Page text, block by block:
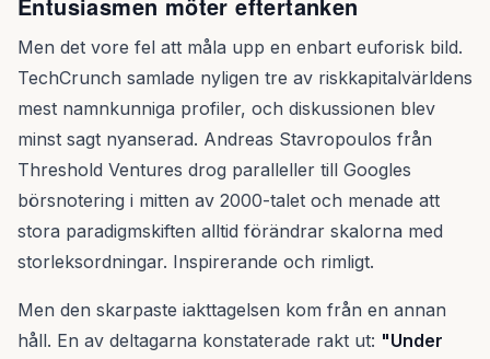
Men det vore fel att måla upp en enbart euforisk bild.
TechCrunch samlade nyligen tre av riskkapitalvärldens
mest namnkunniga profiler, och diskussionen blev
minst sagt nyanserad. Andreas Stavropoulos från
Threshold Ventures drog paralleller till Googles
börsnotering i mitten av 2000-talet och menade att
stora paradigmskiften alltid förändrar skalorna med
storleksordningar. Inspirerande och rimligt.
Men den skarpaste iakttagelsen kom från en annan
håll. En av deltagarna konstaterade rakt ut: "Under